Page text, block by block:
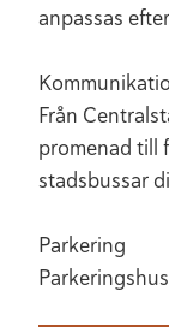
anpassas
Från
promenad till
stadsbussar
Parkering